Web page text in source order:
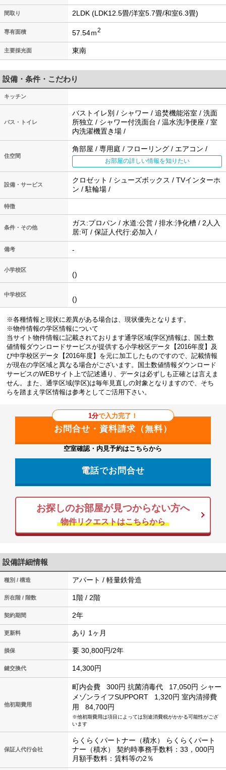
間取り 2LDK (LDK12.5畳/洋室5.7畳/和室6.3畳)
専有面積 57.54ｍ2
主要採光面 東南
設備・条件・こだわり
キッチン
バス・トイレ
バストイレ別 / シャワー / 追焚機能浴室 / 洗面
所独立 / シャワー付洗面台 / 温水洗浄便座 / 室
内洗濯機置き場 /
住空間
角部屋 / 専用庭 / フローリング / エアコン /
お部屋の詳しい情報を知りたい
設備・サービス
クロゼット / シューズボックス / TVインターホ
ン / 駐輪場 /
特徴
条件・その他
ガス:プロパン / 水道:公営 / 排水:浄化槽 / 2人入
居:可 / 保証人代行:必加入 /
備考 -
小学校区
()
中学校区
()
※各種情報と現状に差異がある場合は、現状優先となります。
※物件情報の学区情報について
当サイト物件情報に記載されております通学区域(学区)情報は、国土数
値情報ダウンロードサービスが提供する小学校区データ【2016年度】及
び中学校区データ【2016年度】を元に加工したものですので、記載情報
が現在の学区域と異なる場合がございます。国土数値情報ダウンロード
サービスのWEBサイト上で記述通り、データは必ずしも正確とは言えま
せん。また、通学区域(学区)は毎年見直しの対象となりますので、そち
らを踏まえ学区情報は参考としてご活用下さい。
1分で入力完了！
空室確認・内見予約はこちらから
電話でお問合せ
お探しのお部屋が見つからない方へ
物件リクエストはこちらから
設備詳細情報
種別 / 構造 アパート / 軽量鉄骨造
所在階 / 階数 1階 / 2階
契約期間 2年
更新料 あり 1ヶ月
損保 要 30,800円/2年
鍵交換代 14,300円
他初期費用
町内会費 300円 抗菌消毒代 17,050円 シャー
メゾンライフSUPPORT
1,320円 室内清掃費
用
84,700円
※他初期費用は項目によっては別途消費税がかかる可能性がござ
います
保証人代行会社
らくらくパートナー（積水） らくらくパート
ナー（積水） 契約時事務手数料：33，000円
月額手数料：賃料等の2％